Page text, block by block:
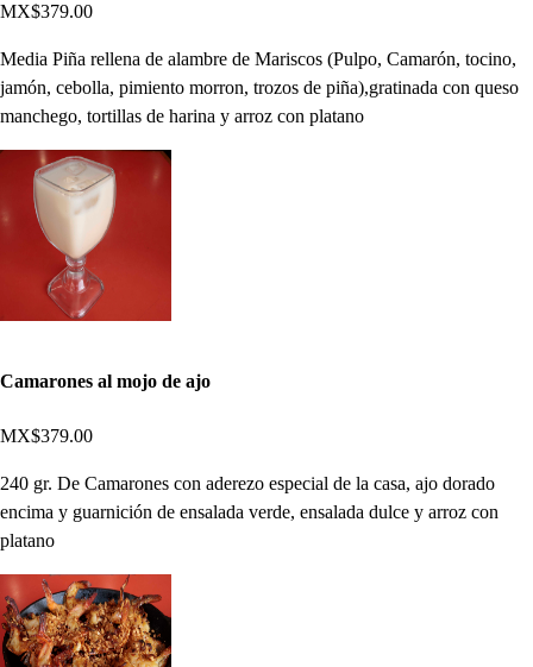
MX$379.00
Media Piña rellena de alambre de Mariscos (Pulpo, Camarón, tocino,
jamón, cebolla, pimiento morron, trozos de piña),gratinada con queso
manchego, tortillas de harina y arroz con platano
Camarones al mojo de ajo
MX$379.00
240 gr. De Camarones con aderezo especial de la casa, ajo dorado
encima y guarnición de ensalada verde, ensalada dulce y arroz con
platano